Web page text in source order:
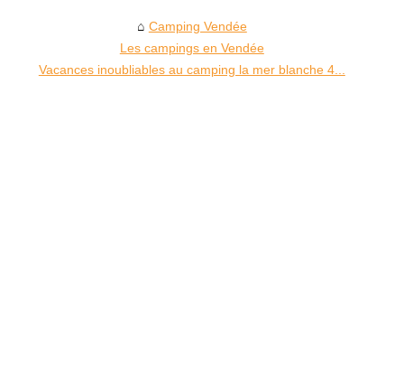
Camping Vendée
Les campings en Vendée
Vacances inoubliables au camping la mer blanche 4...